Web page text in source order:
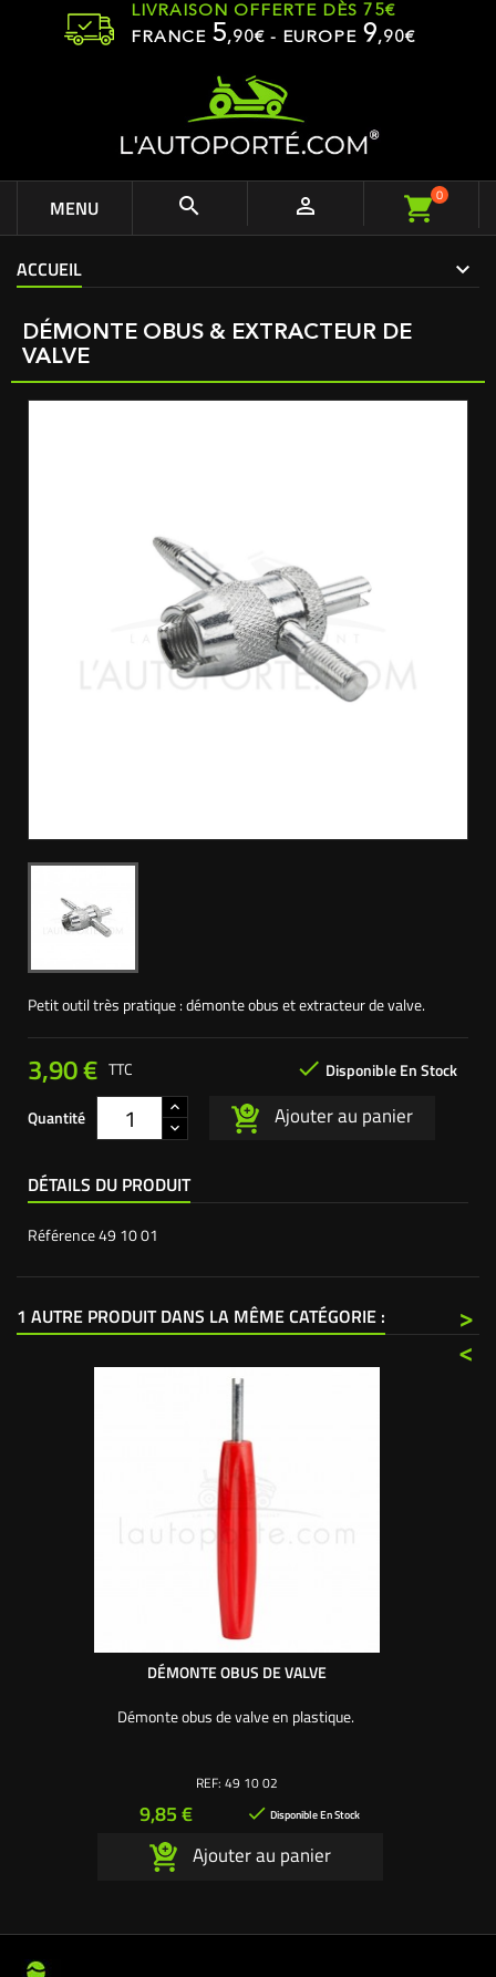
LIVRAISON OFFERTE DÈS 75€
FRANCE 5,90€ - EUROPE 9,90€
MENU   0
ACCUEIL
DÉMONTE OBUS & EXTRACTEUR DE
VALVE
Petit outil très pratique : démonte obus et extracteur de valve.
3,90 €  Disponible En Stock
TTC
Quantité Ajouter au panier
DÉTAILS DU PRODUIT
Référence49 10 01
1 AUTRE PRODUIT DANS LA MÊME CATÉGORIE :
>
<
DÉMONTE OBUS DE VALVE
Démonte obus de valve en plastique.
REF: 49 10 02
Prix
9,85 €  Disponible En Stock
Ajouter au panier